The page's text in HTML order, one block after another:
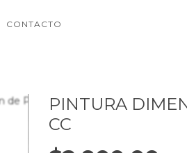
CONTACTO
PINTURA
CC